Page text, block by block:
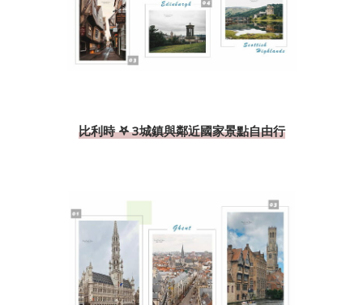
比利時 𖤐 3城鎮與鄰近國家景點自由行